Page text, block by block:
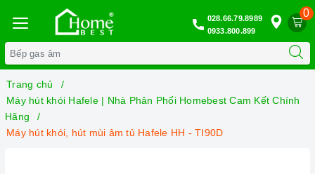
0
028.66.79.8989
0933.800.899
Trang chủ
Máy hút khói Hafele | Nhà Phân Phối Homebest Cam Kết Chính
Hãng
Máy hút khói, hút mùi âm tủ Hafele HH - TI90D